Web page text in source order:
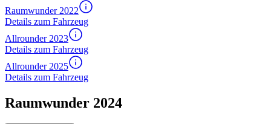
Raumwunder 2022
Details zum Fahrzeug
Allrounder 2023
Details zum Fahrzeug
Allrounder 2025
Details zum Fahrzeug
Raumwunder 2024